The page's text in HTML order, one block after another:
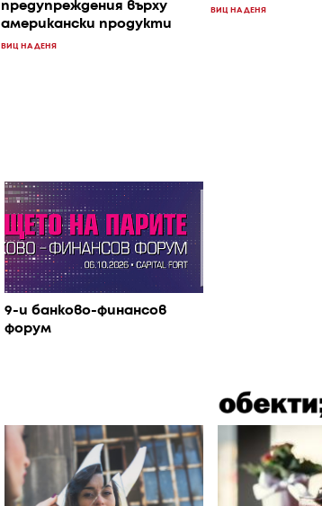
предупреждения върху
американски продукти
ВИЦ НА ДЕНЯ
ВИЦ НА ДЕНЯ
9-и банково-финансов
форум